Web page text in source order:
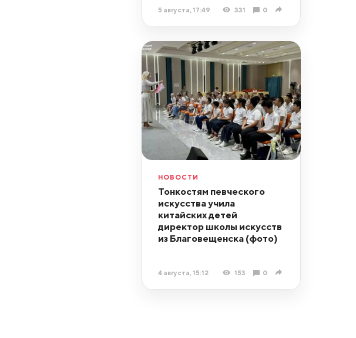
5 августа, 17:49 331 0
НОВОСТИ
Тонкостям певческого
искусства учила
китайских детей
директор школы искусств
из Благовещенска (фото)
4 августа, 15:12 153 0